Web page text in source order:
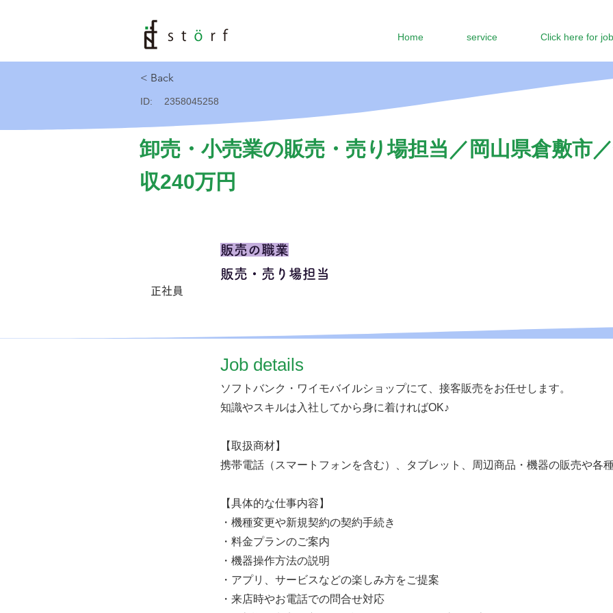
Home service Click here for
< Back
ID: 2358045258
卸売・小売業の販売・売り場担当／岡山県倉敷市
収240万円
正社員
販売の職業
販売・売り場担当
​Job details
ソフトバンク・ワイモバイルショップにて、接客販売をお任せします。
知識やスキルは入社してから身に着ければOK♪
【取扱商材】
携帯電話（スマートフォンを含む）、タブレット、周辺商品・機器の販売や各
【具体的な仕事内容】
・機種変更や新規契約の契約手続き
・料金プランのご案内
・機器操作方法の説明
・アプリ、サービスなどの楽しみ方をご提案
・来店時やお電話での問合せ対応